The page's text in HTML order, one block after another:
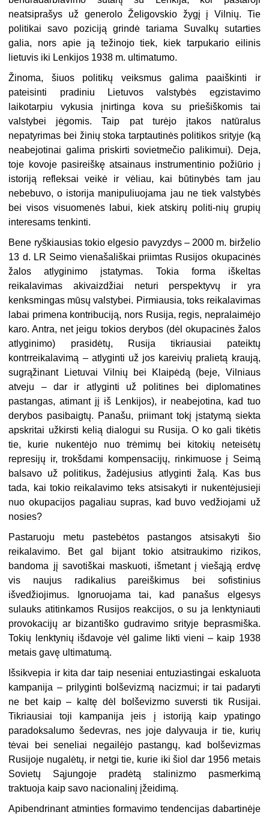
neatsiprašys už generolo Želigovskio žygį į Vilnių. Tie
politikai savo poziciją grindė tariama Suvalkų sutarties
galia, nors apie ją težinojo tiek, kiek tarpukario eilinis
lietuvis iki Lenkijos 1938 m. ultimatumo.
Žinoma, šiuos politikų veiksmus galima paaiškinti ir
pateisinti pradiniu Lietuvos valstybės egzistavimo
laikotarpiu vykusia įnirtinga kova su priešiškomis tai
valstybei jėgomis. Taip pat turėjo įtakos natūralus
nepatyrimas bei žinių stoka tarptautinės politikos srityje (ką
neabejotinai galima priskirti sovietmečio palikimui). Deja,
toje kovoje pasireiškę atsainaus instrumentinio požiūrio į
istoriją refleksai veikė ir vėliau, kai būtinybės tam jau
nebebuvo, o istorija manipuliuojama jau ne tiek valstybės
bei visos visuomenės labui, kiek atskirų politi-nių grupių
interesams tenkinti.
Bene ryškiausias tokio elgesio pavyzdys – 2000 m. birželio
13 d. LR Seimo vienašališkai priimtas Rusijos okupacinės
žalos atlyginimo įstatymas. Tokia forma iškeltas
reikalavimas akivaizdžiai neturi perspektyvų ir yra
kenksmingas mūsų valstybei. Pirmiausia, toks reikalavimas
labai primena kontribuciją, nors Rusija, regis, nepralaimėjo
karo. Antra, net jeigu tokios derybos (dėl okupacinės žalos
atlyginimo) prasidėtų, Rusija tikriausiai pateiktų
kontrreikalavimą – atlyginti už jos kareivių pralietą kraują,
sugrąžinant Lietuvai Vilnių bei Klaipėdą (beje, Vilniaus
atveju – dar ir atlyginti už politines bei diplomatines
pastangas, atimant jį iš Lenkijos), ir neabejotina, kad tuo
derybos pasibaigtų. Panašu, priimant tokį įstatymą siekta
apskritai užkirsti kelią dialogui su Rusija. O ko gali tikėtis
tie, kurie nukentėjo nuo trėmimų bei kitokių neteisėtų
represijų ir, trokšdami kompensacijų, rinkimuose į Seimą
balsavo už politikus, žadėjusius atlyginti žalą. Kas bus
tada, kai tokio reikalavimo teks atsisakyti ir nukentėjusieji
nuo okupacijos pagaliau supras, kad buvo vedžiojami už
nosies?
Pastaruoju metu pastebėtos pastangos atsisakyti šio
reikalavimo. Bet gal bijant tokio atsitraukimo rizikos,
bandoma jį savotiškai maskuoti, išmetant į viešąją erdvę
vis naujus radikalius pareiškimus bei sofistinius
išvedžiojimus. Ignoruojama tai, kad panašus elgesys
sulauks atitinkamos Rusijos reakcijos, o su ja lenktyniauti
provokacijų ar bizantiško gudravimo srityje beprasmiška.
Tokių lenktynių išdavoje vėl galime likti vieni – kaip 1938
metais gavę ultimatumą.
Išsikvepia ir kita dar taip neseniai entuziastingai eskaluota
kampanija – prilyginti bolševizmą nacizmui; ir tai padaryti
ne bet kaip – kaltę dėl bolševizmo suversti tik Rusijai.
Tikriausiai toji kampanija įeis į istoriją kaip ypatingo
paradoksalumo šedevras, nes joje dalyvauja ir tie, kurių
tėvai bei seneliai negailėjo pastangų, kad bolševizmas
Rusijoje nugalėtų, ir netgi tie, kurie iki šiol dar 1956 metais
Sovietų Sąjungoje pradėtą stalinizmo pasmerkimą
traktuoja kaip savo nacionalinį įžeidimą.
Apibendrinant atminties formavimo tendencijas dabartinėje